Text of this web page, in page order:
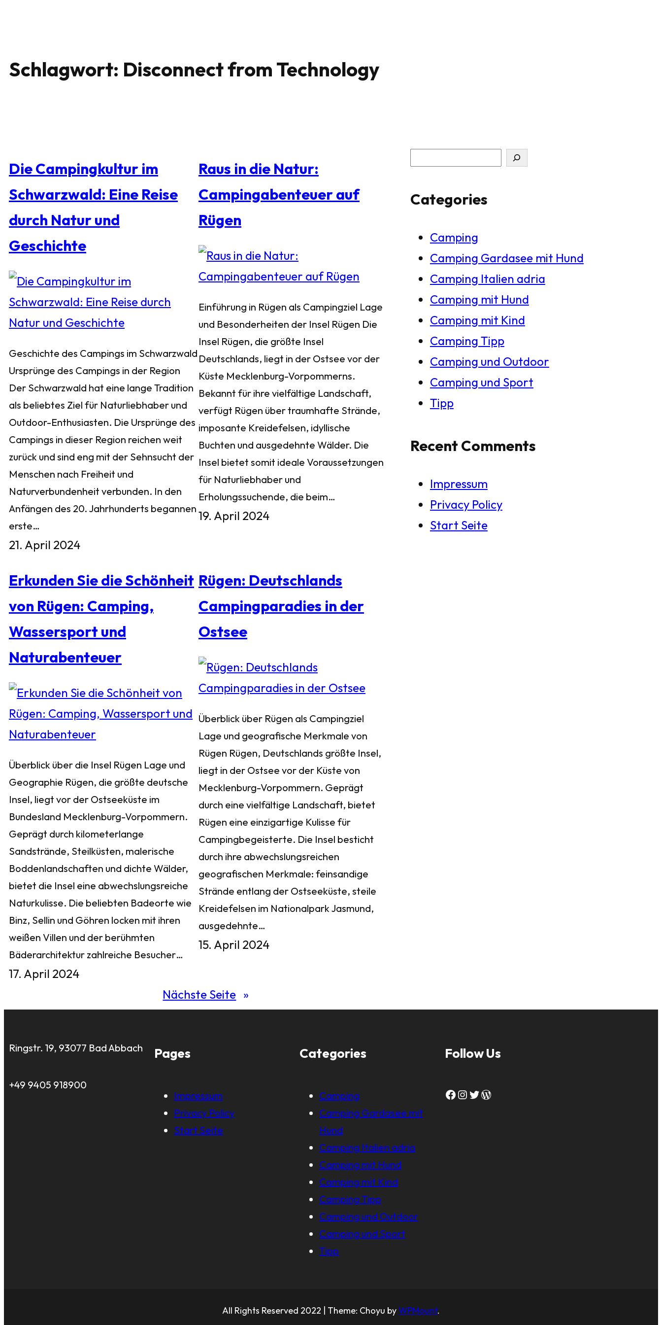
Schlagwort: Disconnect from Technology
Die Campingkultur im
Schwarzwald: Eine Reise
durch Natur und
Geschichte
Geschichte des Campings im Schwarzwald
Ursprünge des Campings in der Region
Der Schwarzwald hat eine lange Tradition
als beliebtes Ziel für Naturliebhaber und
Outdoor-Enthusiasten. Die Ursprünge des
Campings in dieser Region reichen weit
zurück und sind eng mit der Sehnsucht der
Menschen nach Freiheit und
Naturverbundenheit verbunden. In den
Anfängen des 20. Jahrhunderts begannen
erste…
21. April 2024
Raus in die Natur:
Campingabenteuer auf
Rügen
Einführung in Rügen als Campingziel Lage
und Besonderheiten der Insel Rügen Die
Insel Rügen, die größte Insel
Deutschlands, liegt in der Ostsee vor der
Küste Mecklenburg-Vorpommerns.
Bekannt für ihre vielfältige Landschaft,
verfügt Rügen über traumhafte Strände,
imposante Kreidefelsen, idyllische
Buchten und ausgedehnte Wälder. Die
Insel bietet somit ideale Voraussetzungen
für Naturliebhaber und
Erholungssuchende, die beim…
19. April 2024
Erkunden Sie die Schönheit
von Rügen: Camping,
Wassersport und
Naturabenteuer
Überblick über die Insel Rügen Lage und
Geographie Rügen, die größte deutsche
Insel, liegt vor der Ostseeküste im
Bundesland Mecklenburg-Vorpommern.
Geprägt durch kilometerlange
Sandstrände, Steilküsten, malerische
Boddenlandschaften und dichte Wälder,
bietet die Insel eine abwechslungsreiche
Naturkulisse. Die beliebten Badeorte wie
Binz, Sellin und Göhren locken mit ihren
weißen Villen und der berühmten
Bäderarchitektur zahlreiche Besucher…
17. April 2024
Rügen: Deutschlands
Campingparadies in der
Ostsee
Überblick über Rügen als Campingziel
Lage und geografische Merkmale von
Rügen Rügen, Deutschlands größte Insel,
liegt in der Ostsee vor der Küste von
Mecklenburg-Vorpommern. Geprägt
durch eine vielfältige Landschaft, bietet
Rügen eine einzigartige Kulisse für
Campingbegeisterte. Die Insel besticht
durch ihre abwechslungsreichen
geografischen Merkmale: feinsandige
Strände entlang der Ostseeküste, steile
Kreidefelsen im Nationalpark Jasmund,
ausgedehnte…
15. April 2024
Nächste Seite »
c
Categories
Camping
Camping Gardasee mit Hund
Camping Italien adria
Camping mit Hund
Camping mit Kind
Camping Tipp
Camping und Outdoor
Camping und Sport
Tipp
Recent Comments
Impressum
Privacy Policy
Start Seite
Ringstr. 19, 93077 Bad Abbach
+49 9405 918900
Pages
Impressum
Privacy Policy
Start Seite
Categories
Camping
Camping Gardasee mit
Hund
Camping Italien adria
Camping mit Hund
Camping mit Kind
Camping Tipp
Camping und Outdoor
Camping und Sport
Tipp
Follow Us
Facebook Instagram Twitter WordPress
All Rights Reserved 2022 | Theme: Choyu byWPMount.